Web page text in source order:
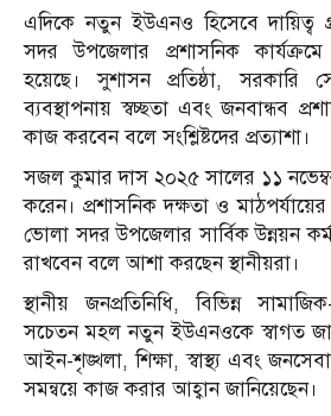
এদিকে নতুন ইউএনও হিসেবে দায়িত্ব
সদর উপজেলার প্রশাসনিক
হয়েছে। সুশাসন প্রতিষ্ঠা, সরকারি
ব্যবস্থাপনায় স্বচ্ছতা এবং জনবান্ধব
কাজ করবেন বলে সংশ্লিষ্টদের প্রত্যাশা।
সজল কুমার দাস ২০২৫ সালের ১১
করেন। প্রশাসনিক দক্ষতা ও
ভোলা সদর উপজেলার সার্বিক উন্নয়ন
রাখবেন বলে আশা করছেন স্থানীয়রা।
স্থানীয় জনপ্রতিনিধি, বিভিন্ন
সচেতন মহল নতুন ইউএনওকে স্বাগত
আইন-শৃঙ্খলা, শিক্ষা, স্বাস্থ্য এবং
সমন্বয়ে কাজ করার আহ্বান জানিয়েছেন।